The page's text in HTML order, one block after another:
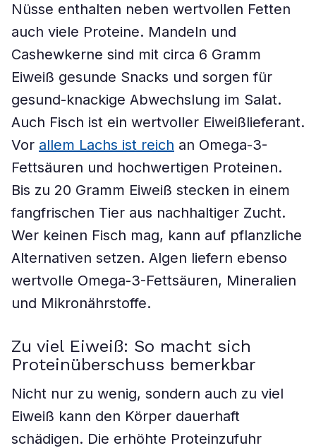
Nüsse enthalten neben wertvollen Fetten
auch viele Proteine. Mandeln und
Cashewkerne sind mit circa 6 Gramm
Eiweiß gesunde Snacks und sorgen für
gesund-knackige Abwechslung im Salat.
Auch Fisch ist ein wertvoller Eiweißlieferant.
Vor allem Lachs ist reich an Omega-3-
Fettsäuren und hochwertigen Proteinen.
Bis zu 20 Gramm Eiweiß stecken in einem
fangfrischen Tier aus nachhaltiger Zucht.
Wer keinen Fisch mag, kann auf pflanzliche
Alternativen setzen. Algen liefern ebenso
wertvolle Omega-3-Fettsäuren, Mineralien
und Mikronährstoffe.
Zu viel Eiweiß: So macht sich
Proteinüberschuss bemerkbar
Nicht nur zu wenig, sondern auch zu viel
Eiweiß kann den Körper dauerhaft
schädigen. Die erhöhte Proteinzufuhr